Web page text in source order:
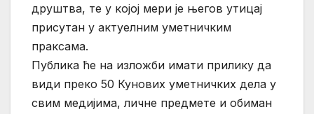
друштва, те у којој мери је његов утицај
присутан у актуелним уметничким
праксама.
Публика ће на изложби имати прилику да
види преко 50 Кунових уметничких дела у
свим медијима, личне предмете и обиман